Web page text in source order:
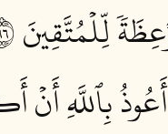
لِّلۡمُتَّقِينَ ٦٦
بِٱللَّهِ